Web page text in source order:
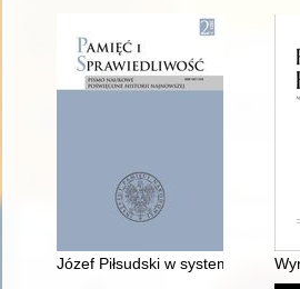
Józef Piłsudski w systemie